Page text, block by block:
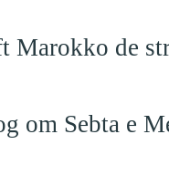
Marokko de
om Sebta e